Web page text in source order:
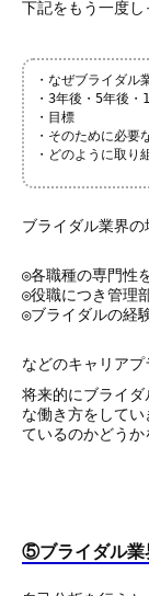
下記をもう一度し
・なぜブライダル
・3年後・5年後
・目標
・そのために必要
・どのように取り
ブライダル業界の
◎各職種の専門性
◎役職につき管理
◎ブライダルの経
などのキャリアプ
将来的にブライ
な働き方をして
ているのかどうか
⑤ブライダル業